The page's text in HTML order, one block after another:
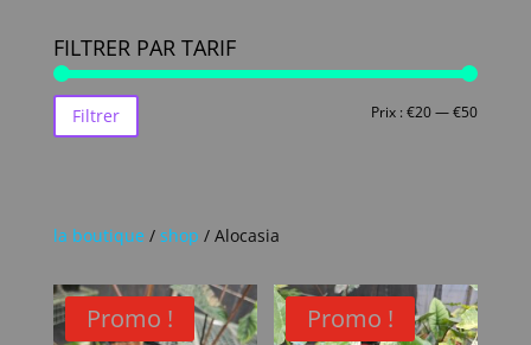
FILTRER PAR TARIF
Prix
Prix
Filtrer Prix :€20—€50
la boutique / shop / Alocasia
Promo ! Promo !